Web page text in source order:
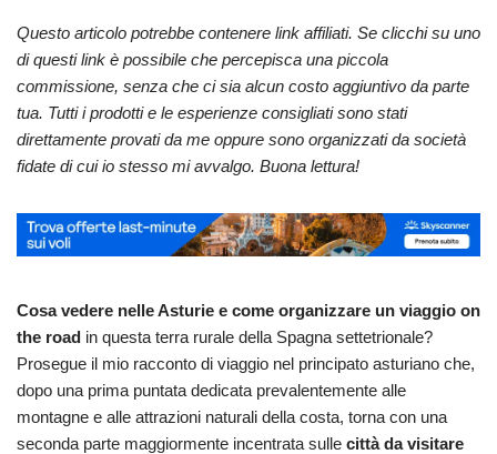
Questo articolo potrebbe contenere link affiliati. Se clicchi su uno
di questi link è possibile che percepisca una piccola
commissione, senza che ci sia alcun costo aggiuntivo da parte
tua. Tutti i prodotti e le esperienze consigliati sono stati
direttamente provati da me oppure sono organizzati da società
fidate di cui io stesso mi avvalgo. Buona lettura!
Cosa vedere nelle Asturie e come organizzare un viaggio on
the road in questa terra rurale della Spagna settetrionale?
Prosegue il mio racconto di viaggio nel principato asturiano che,
dopo una prima puntata dedicata prevalentemente alle
montagne e alle attrazioni naturali della costa, torna con una
seconda parte maggiormente incentrata sulle città da visitare